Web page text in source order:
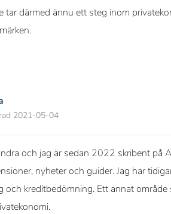
tar därmed ännu ett steg inom
2021-05-04
och jag är sedan 2022 skribent på
nyheter och guider. Jag har
och kreditbedömning. Ett annat